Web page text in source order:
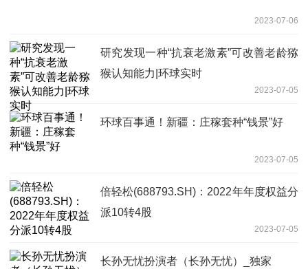
2023-07-06
研究发现一种“抗衰老激素”可改善老龄猕
猴认知能力|环球实时
2023-07-05
环球百事通！新疆：庄稼套种“钱景”好
2023-07-05
倍轻松(688793.SH)：2022年年度权益分
派10转4股
2023-07-05
长孙无忧扮演者（长孙无忧）_独家